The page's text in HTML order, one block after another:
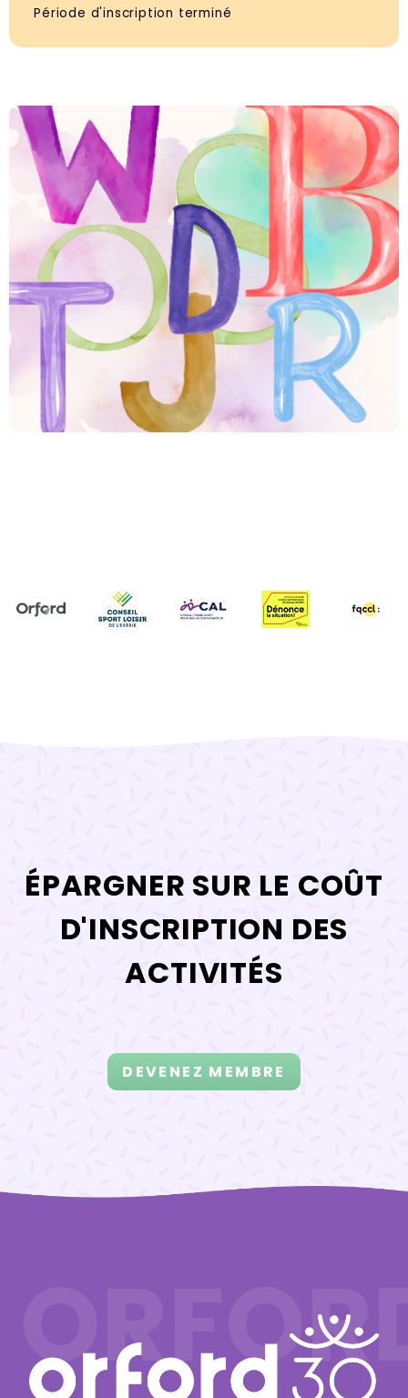
Période d'inscription terminé
ÉPARGNER SUR LE COÛT
D'INSCRIPTION DES
ACTIVITÉS
DEVENEZ MEMBRE